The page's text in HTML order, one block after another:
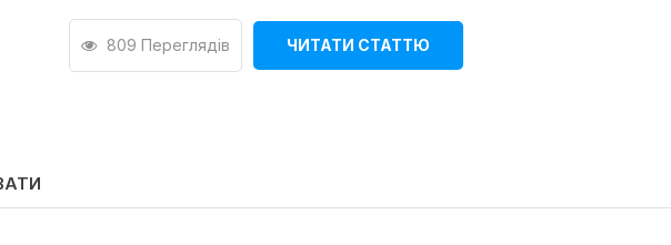
809 Переглядів ЧИТАТИ СТАТТЮ